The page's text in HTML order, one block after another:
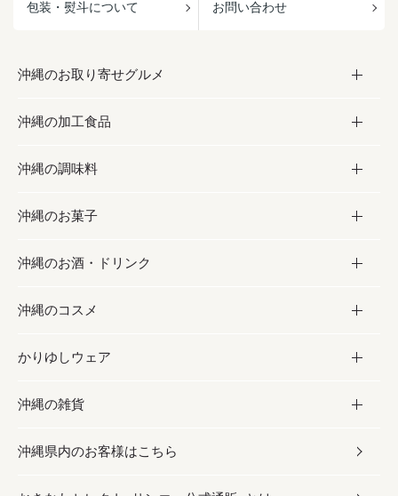
包装・熨斗について お問い合わせ
沖縄のお取り寄せグルメ
お取り寄せグルメ
フルーツ・野菜
お肉
海産物
沖縄の加工食品
加工食品
缶詰／パウチ
沖縄料理
沖縄そば／乾麺
レトルト食品
乾物／粉類
沖縄の調味料
調味料
砂糖／黒砂糖
塩
お酢／ドレッシング
しょうゆ
みそ
沖縄のお菓子
お菓子
黒糖
ちんすこう
伝統菓子
スナック
沖縄のお酒・ドリンク
お酒・ドリンク
泡盛
ビール・チューハイ
ワイン・ウィスキー・カクテル
沖縄のコスメ
コスメ
スキンケア
ボディケア
かりゆしウェア
かりゆしウェア
メンズ
沖縄の雑貨
雑貨
沖縄県内のお客様はこちら